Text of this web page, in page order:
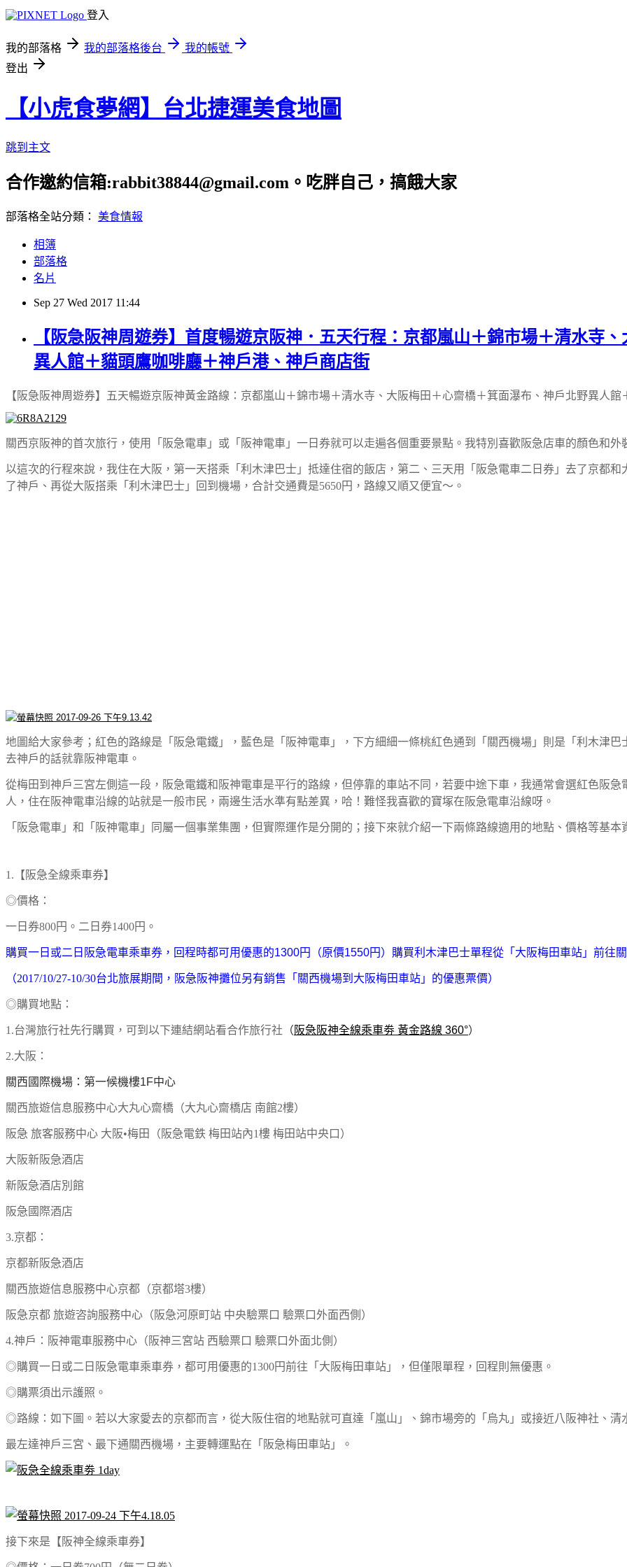
登入
我的部落格 我的部落格後台
我的帳號
登出
【小虎食夢網】台北捷運美食地圖
跳到主文
合作邀約信箱:rabbit38844@gmail.com。吃胖自己，搞餓大家
部落格全站分類： 美食情報
相簿
部落格
名片
Sep 27 Wed 2017 11:44
【阪急阪神周遊券】首度暢遊京阪神．五天行程：京都嵐山＋錦市場＋清水寺
異人館＋貓頭鷹咖啡廳＋神戶港、神戶商店街
【阪急阪神周遊券】五天暢遊京阪神黃金路線：京都嵐山＋錦市場＋清水寺、大阪梅田＋心齋橋＋箕面瀑布、神戶北野異人
關西京阪神的首次旅行，使用「阪急電車」或「阪神電車」一日券就可以走遍各個重要景點。我特別喜歡阪急店車的顏色和外
以這次的行程來說，我住在大阪，第一天搭乘「利木津巴士」抵達住宿的飯店，第二、三天用「阪急電車二日券」去了京都
了神戶、再從大阪搭乘「利木津巴士」回到機場，合計交通費是5650円，路線又順又便宜～。
地圖給大家參考；紅色的路線是「阪急電鐵」，藍色是「阪神電車」，下方細細一條桃紅色通到「關西機場」則是「利木津
去神戶的話就靠阪神電車。
從梅田到神戶三宮左側這一段，阪急電鐵和阪神電車是平行的路線，但停靠的車站不同，若要中途下車，我通常會選紅色阪
人，住在阪神電車沿線的站就是一般市民，兩邊生活水準有點差異，哈！難怪我喜歡的寶塚在阪急電車沿線呀。
「阪急電車」和「阪神電車」同屬一個事業集團，但實際運作是分開的；接下來就介紹一下兩條路線適用的地點、價格等基本
1.【阪急全線乘車券】
◎價格：
一日券800円。 二日券1400円。
購買一日或二日阪急電車乘車券，回程時都可用優惠的1300円（原價1550円）購買利木津巴士單程從「大阪梅田車站」前往
（2017/10/27-10/30台北旅展期間，阪急阪神攤位另有銷售「關西機場到 大阪梅田車站」的優惠票價）
◎購買地點：
1.台灣旅行社先行購買，可到以下連結網站看合作旅行社 （ 阪急阪神全線乘車劵 黃金路線 360°）
2.大阪：
關西國際機場：第一候機樓1F中心
關西旅遊信息服務中心大丸心齋橋（大丸心齋橋店 南館2樓）
阪急 旅客服務中心 大阪•梅田（阪急電鉄 梅田站內1樓 梅田站中央口）
大阪新阪急酒店
新阪急酒店別館
阪急國際酒店
3.京都：
京都新阪急酒店
關西旅遊信息服務中心京都（京都塔3樓）
阪急京都 旅遊咨詢服務中心（阪急河原町站 中央驗票口 驗票口外面西側）
4.神戶：阪神電車服務中心（阪神三宮站 西驗票口 驗票口外面北側）
◎購買一日或二日阪急電車乘車券，都可用優惠的1300円前往「大阪梅田車站」，但僅限單程，回程則無優惠。
◎購票須出示護照。
◎路線：如下圖。若以大家愛去的京都而言，從大阪住宿的地點就可直達「嵐山」、錦市場旁的「烏丸」或接近八阪神社、清
最左達神戶三宮、最下通關西機場，主要轉運點在「阪急梅田車站」。
接下來是【阪神全線乘車券】